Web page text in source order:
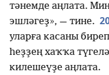
тәнемде аңлата.
эшләгеҙ», — тине.
уларға касаны
һеҙҙең хаҡҡа
килешеүҙе аңлата.